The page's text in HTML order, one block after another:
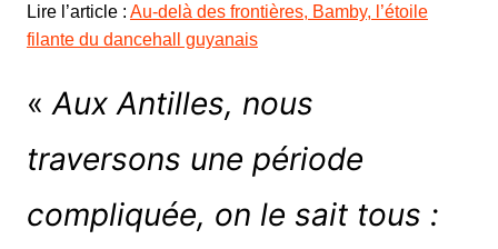
Lire l’article : Au-delà des frontières, Bamby, l’étoile
filante du dancehall guyanais
« Aux Antilles, nous
traversons une période
compliquée, on le sait tous :